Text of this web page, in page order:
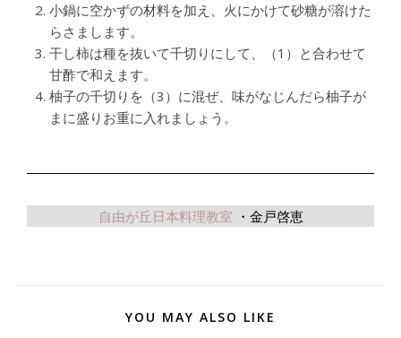
小鍋に空かずの材料を加え、火にかけて砂糖が溶けた
らさまします。
干し柿は種を抜いて千切りにして、（1）と合わせて
甘酢で和えます。
柚子の千切りを（3）に混ぜ、味がなじんだら柚子が
まに盛りお重に入れましょう。
自由が丘日本料理教室 ・金戸啓恵
YOU MAY ALSO LIKE